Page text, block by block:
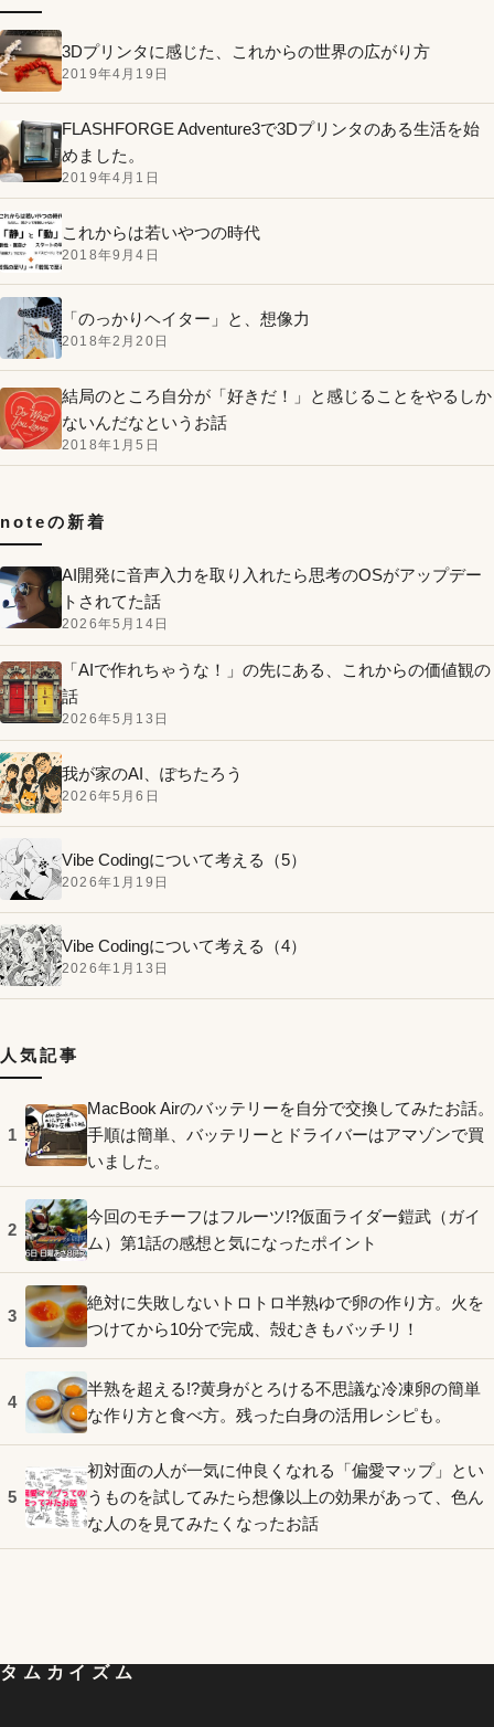
3Dプリンタに感じた、これからの世界の広がり方
2019年4月19日
FLASHFORGE Adventure3で3Dプリンタのある生活を始
めました。
2019年4月1日
これからは若いやつの時代
2018年9月4日
「のっかりヘイター」と、想像力
2018年2月20日
結局のところ自分が「好きだ！」と感じることをやるしか
ないんだなというお話
2018年1月5日
noteの新着
AI開発に音声入力を取り入れたら思考のOSがアップデー
トされてた話
2026年5月14日
「AIで作れちゃうな！」の先にある、これからの価値観の
話
2026年5月13日
我が家のAI、ぽちたろう
2026年5月6日
Vibe Codingについて考える（5）
2026年1月19日
Vibe Codingについて考える（4）
2026年1月13日
人気記事
1
MacBook Airのバッテリーを自分で交換してみたお話。
手順は簡単、バッテリーとドライバーはアマゾンで買
いました。
2
今回のモチーフはフルーツ!?仮面ライダー鎧武（ガイ
ム）第1話の感想と気になったポイント
3
絶対に失敗しないトロトロ半熟ゆで卵の作り方。火を
つけてから10分で完成、殻むきもバッチリ！
4
半熟を超える!?黄身がとろける不思議な冷凍卵の簡単
な作り方と食べ方。残った白身の活用レシピも。
5
初対面の人が一気に仲良くなれる「偏愛マップ」とい
うものを試してみたら想像以上の効果があって、色ん
な人のを見てみたくなったお話
タムカイズム